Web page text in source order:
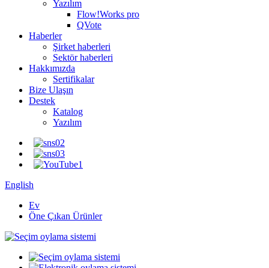
Yazılım
Flow!Works pro
QVote
Haberler
Şirket haberleri
Sektör haberleri
Hakkımızda
Sertifikalar
Bize Ulaşın
Destek
Katalog
Yazılım
English
Ev
Öne Çıkan Ürünler